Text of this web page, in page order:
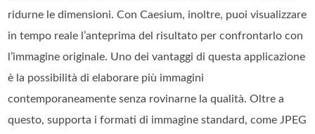
ridurne le dimensioni. Con Caesium, inoltre, puoi visualizzare
in tempo reale l’anteprima del risultato per confrontarlo con
l’immagine originale. Uno dei vantaggi di questa applicazione
è la possibilità di elaborare più immagini
contemporaneamente senza rovinarne la qualità. Oltre a
questo, supporta i formati di immagine standard, come JPEG